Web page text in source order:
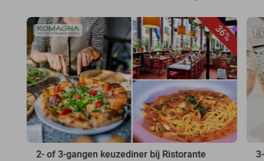
36%
2- of 3-gangen keuzediner bij Ristorante